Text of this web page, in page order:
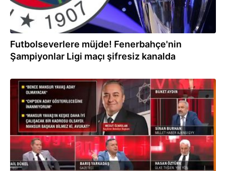
Futbolseverlere müjde! Fenerbahçe'nin
Şampiyonlar Ligi maçı şifresiz kanalda
05.07.2026